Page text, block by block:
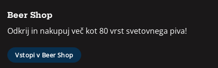
Beer Shop
Odkrij in nakupuj več kot 80 vrst svetovnega piva!
Vstopi v Beer Shop